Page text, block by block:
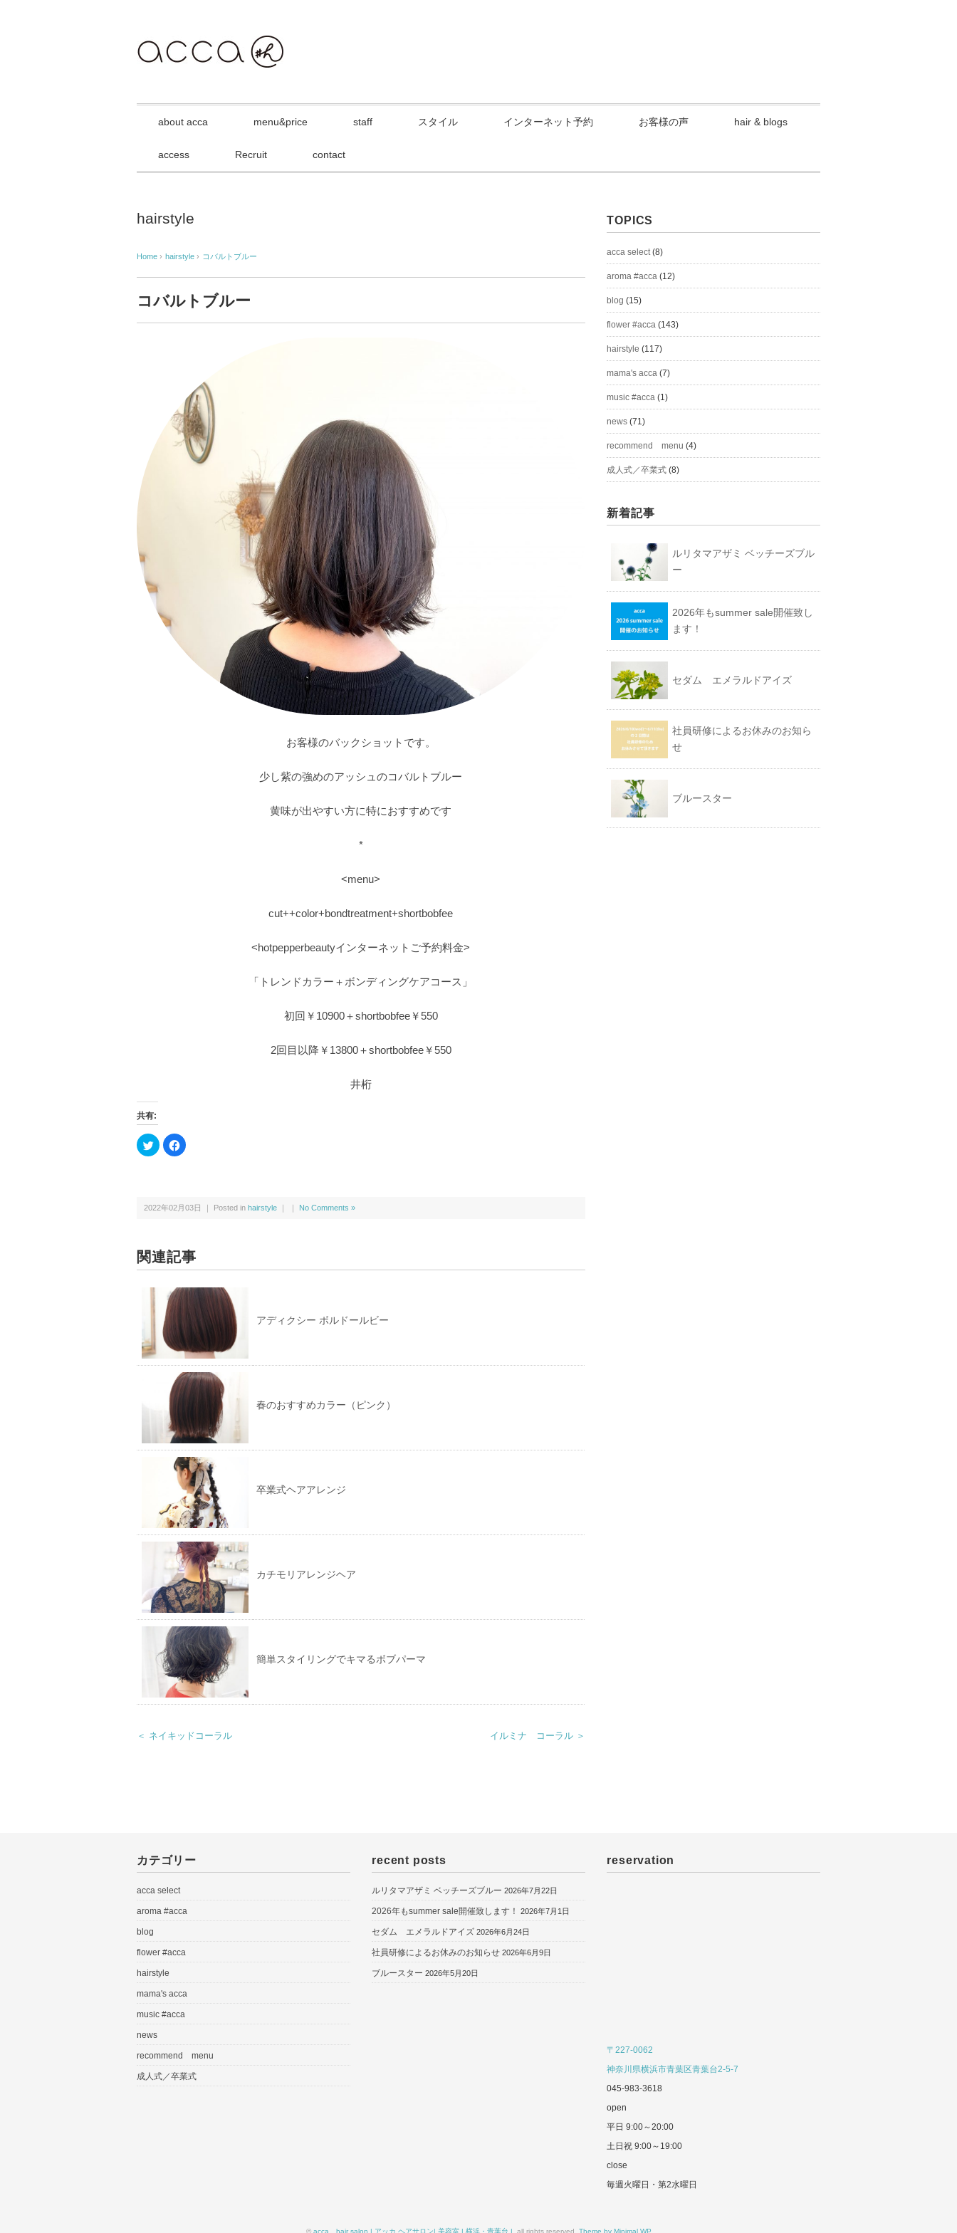
about acca menu&price staff スタイル インターネット予約 お客様の声 hair & blogs
access Recruit contact
hairstyle
Home › hairstyle › コバルトブルー
コバルトブルー
お客様のバックショットです。
少し紫の強めのアッシュのコバルトブルー
黄味が出やすい方に特におすすめです
*
<menu>
cut++color+bondtreatment+shortbobfee
<hotpepperbeautyインターネットご予約料金>
「トレンドカラー＋ボンディングケアコース」
初回￥10900＋shortbobfee￥550
2回目以降￥13800＋shortbobfee￥550
井桁
共有:
ク
リ
w
i
で
共
有
し
ド
ウ
で
開
き
F
a
k
で
に
は
ク
ッ
て
く
だ
さ
い
(新
し
い
ウ
ィ
ン
開
き
ま
す)
2022年02月03日 ｜ Posted in hairstyle ｜ ｜ No Comments »
関連記事
アディクシー ボルドールビー
春のおすすめカラー（ピンク）
卒業式ヘアアレンジ
カチモリアレンジヘア
簡単スタイリングでキマるボブパーマ
＜ ネイキッドコーラル イルミナ コーラル ＞
TOPICS
acca select(8)
aroma #acca (12)
blog (15)
flower #acca (143)
hairstyle (117)
mama's acca (7)
music #acca (1)
news (71)
recommend menu (4)
成人式／卒業式 (8)
新着記事
ルリタマアザミ ベッチーズブル
ー
2026年もsummer sale開催致し
ます！
セダム エメラルドアイズ
社員研修によるお休みのお知ら
せ
ブルースター
カテゴリー
acca select
aroma #acca
blog
flower #acca
hairstyle
mama's acca
music #acca
news
recommend menu
成人式／卒業式
recent posts
ルリタマアザミ ベッチーズブルー 2026年7月22日
2026年もsummer sale開催致します！ 2026年7月1日
セダム エメラルドアイズ 2026年6月24日
社員研修によるお休みのお知らせ 2026年6月9日
ブルースター 2026年5月20日
reservation
〒227-0062
神奈川県横浜市青葉区青葉台2-5-7
045-983-3618
open
平日 9:00～20:00
土日祝 9:00～19:00
close
毎週火曜日・第2水曜日
© acca hair salon | アッカ ヘアサロン| 美容室 | 横浜・青葉台 | . all rights reserved. Theme by Minimal WP